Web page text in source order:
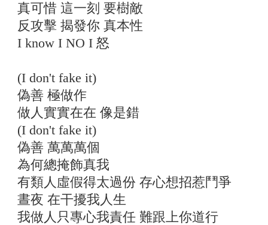
真可惜 這一刻 要樹敵
反攻擊 揭發你 真本性
I know I NO I 怒
(I don't fake it)
偽善 極做作
做人實實在在 像是錯
(I don't fake it)
偽善 萬萬萬個
為何總掩飾真我
有類人虛假得太過份 存心想招惹鬥爭
晝夜 在干擾我人生
我做人只專心我責任 難跟上你道行